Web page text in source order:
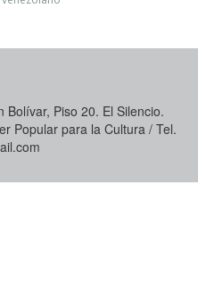
Piso 20. El Silencio.
Popular para la Cultura / Tel.